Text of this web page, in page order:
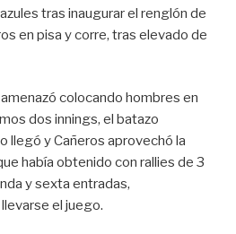
tras inaugurar el renglón de
en pisa y corre, tras elevado de
colocando hombres en
dos innings, el batazo
llegó y Cañeros aprovechó la
había obtenido con rallies de 3
y sexta entradas,
el juego.